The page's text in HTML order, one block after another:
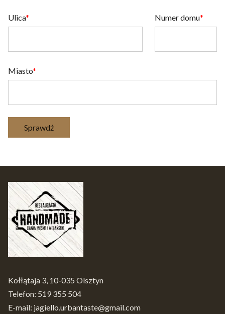
Ulica Numer domu
Miasto
Sprawdź
Kołłątaja 3, 10-035 Olsztyn
Telefon: 519 355 504
E-mail: jagiello.urbantaste@gmail.com